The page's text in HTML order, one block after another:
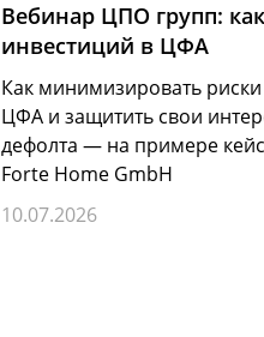
Вебинар ЦПО групп:
инвестиций в ЦФА
Как минимизировать
ЦФА и защитить свои
дефолта — на примере
Forte Home GmbH
10.07.2026